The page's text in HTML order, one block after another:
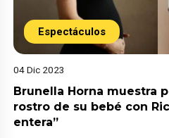
Espectáculos
04 Dic 2023
Brunella Horna muestra
rostro de su bebé con
entera”